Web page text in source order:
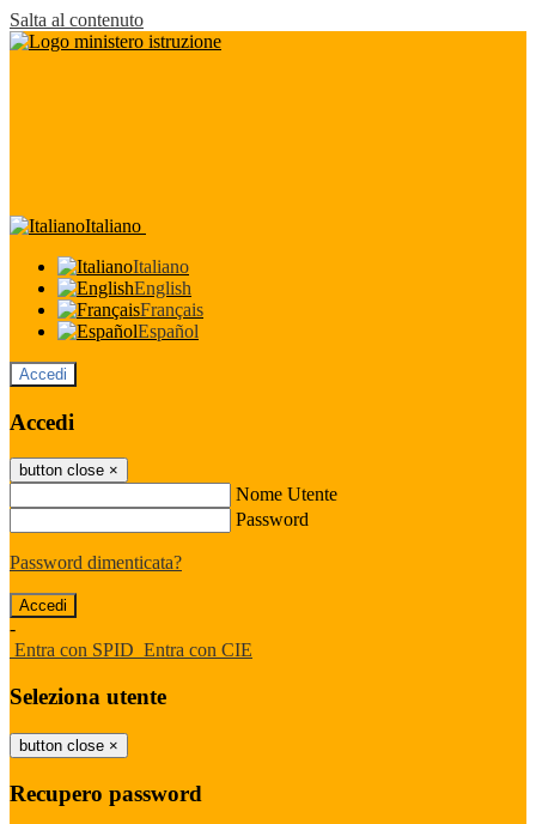
Salta al contenuto
Italiano
Italiano
English
Français
Español
Accedi
Accedi
button close ×
Nome Utente
Password
Password dimenticata?
-
Entra con SPID Entra con CIE
Seleziona utente
button close ×
Recupero password